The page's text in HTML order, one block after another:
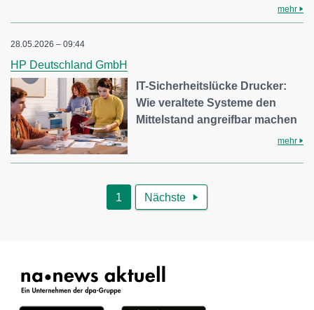
mehr
28.05.2026 – 09:44
HP Deutschland GmbH
IT-Sicherheitslücke Drucker:
Wie veraltete Systeme den
Mittelstand angreifbar machen
mehr
1 Nächste 